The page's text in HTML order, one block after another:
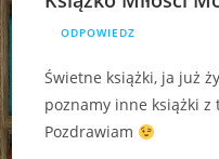
ODPOWIEDZ
Świetne książki, ja już
poznamy inne książki z
Pozdrawiam